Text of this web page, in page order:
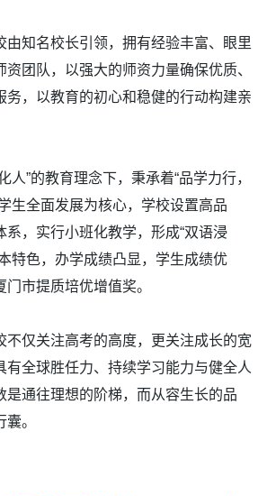
由知名校长引领，拥有经验丰富、眼里
团队，以强大的师资力量确保优质、
务，以教育的初心和稳健的行动构建亲
人”的教育理念下，秉承着“品学力行，
生全面发展为核心，学校设置高品
系，实行小班化教学，形成“双语浸
特色，办学成绩凸显，学生成绩优
市提质培优增值奖。
不仅关注高考的高度，更关注成长的宽
全球胜任力、持续学习能力与健全人
是通往理想的阶梯，而从容生长的品
。